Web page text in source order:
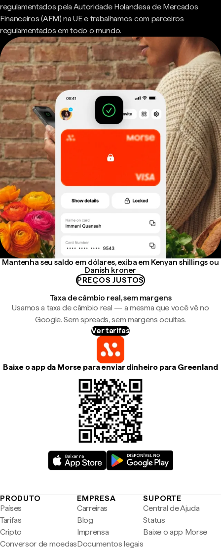
regulamentados pela Autoridade Holandesa de Mercados
Financeiros (AFM) na UE e trabalhamos com parceiros
regulamentados em todo o mundo.
Mantenha seu saldo em dólares, exiba em Kenyan shillings ou
Danish kroner
PREÇOS JUSTOS
Taxa de câmbio real, sem margens
Usamos a taxa de câmbio real — a mesma que você vê no
Google. Sem spreads, sem margens ocultas.
Ver tarifas
Baixe o app da Morse para enviar dinheiro para Greenland
PRODUTO
Países
Tarifas
Cripto
Conversor de moedas
EMPRESA
Carreiras
Blog
Imprensa
Documentos legais
SUPORTE
Central de Ajuda
Status
Baixe o app Morse